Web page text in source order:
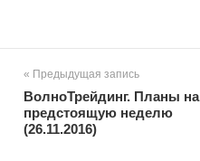
« Предыдущая запись
ВолноТрейдинг. Планы на
предстоящую неделю
(26.11.2016)